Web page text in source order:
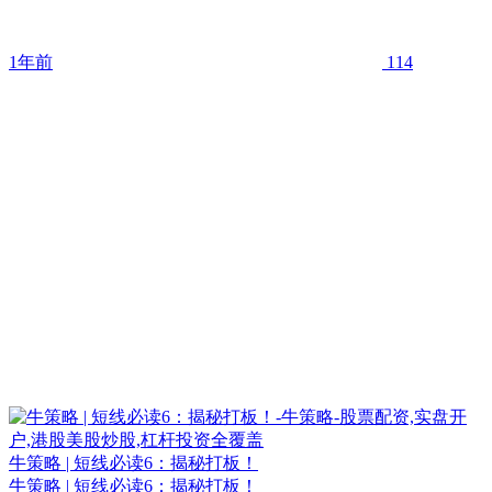
1年前 114
牛策略 | 短线必读6：揭秘打板！
牛策略 | 短线必读6：揭秘打板！